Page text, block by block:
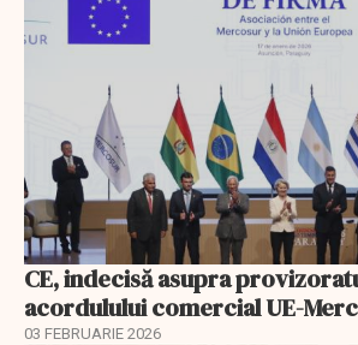
CE, indecisă asupra
acordulului comercial UE-
03 FEBRUARIE 2026